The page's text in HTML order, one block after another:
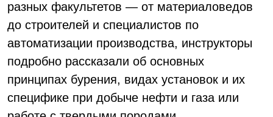
разных факультетов — от материаловедов
до строителей и специалистов по
автоматизации производства, инструкторы
подробно рассказали об основных
принципах бурения, видах установок и их
специфике при добыче нефти и газа или